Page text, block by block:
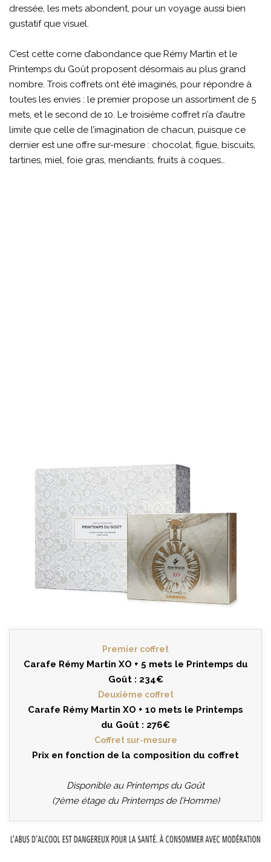
dressée, les mets abondent, pour un voyage aussi bien
gustatif que visuel.
C’est cette corne d’abondance que Rémy Martin et le
Printemps du Goût proposent désormais au plus grand
nombre. Trois coffrets ont été imaginés, pour répondre à
toutes les envies : le premier propose un assortiment de 5
mets, et le second de 10. Le troisième coffret n’a d’autre
limite que celle de l’imagination de chacun, puisque ce
dernier est une offre sur-mesure : chocolat, figue, biscuits,
tartines, miel, foie gras, mendiants, fruits à coques…
Premier coffret
Carafe Rémy Martin XO + 5 mets le Printemps du
Goût : 234€
Deuxième coffret
Carafe Rémy Martin XO + 10 mets le Printemps
du Goût : 276€
Coffret sur-mesure
Prix en fonction de la composition du coffret
Disponible au Printemps du Goût
(7ème étage du Printemps de l’Homme)